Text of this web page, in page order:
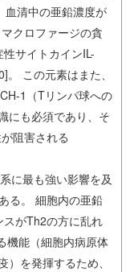
血清中の亜鉛濃度が
クロファージの貪
サイトカインIL-
この元素はまた、
1（Tリンパ球への
にも必須であり、そ
阻害される
に最も強い影響を及
る。 細胞内の亜鉛
がTh2の方に乱れ
機能（細胞内病原体
を発揮するため、